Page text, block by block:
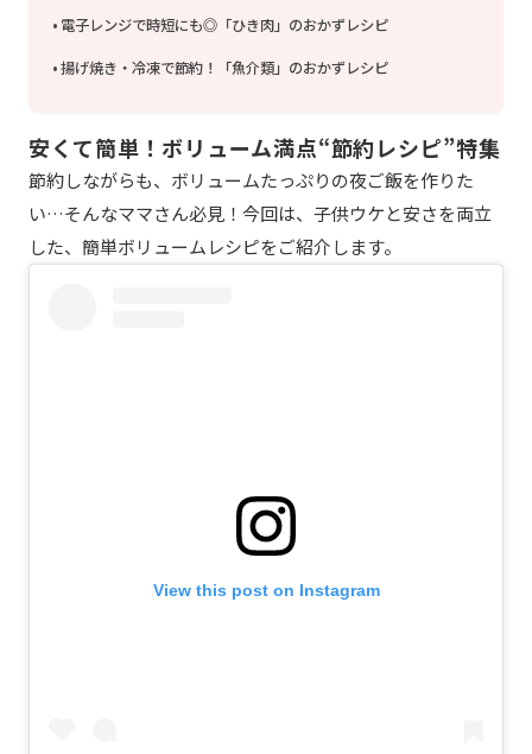
電子レンジで時短にも◎「ひき肉」のおかずレシピ
揚げ焼き・冷凍で節約！「魚介類」のおかずレシピ
安くて簡単！ボリューム満点“節約レシピ”特集
節約しながらも、ボリュームたっぷりの夜ご飯を作りた
い…そんなママさん必見！今回は、子供ウケと安さを両立
した、簡単ボリュームレシピをご紹介します。
View this post on Instagram